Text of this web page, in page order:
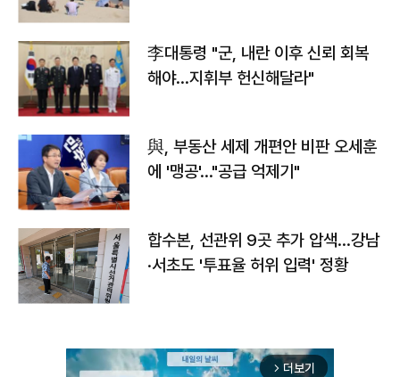
李대통령 "군, 내란 이후 신뢰 회복
해야…지휘부 헌신해달라"
與, 부동산 세제 개편안 비판 오세훈
에 '맹공'…"공급 억제기"
합수본, 선관위 9곳 추가 압색…강남
·서초도 '투표율 허위 입력' 정황
arrow_forward_ios 더보기